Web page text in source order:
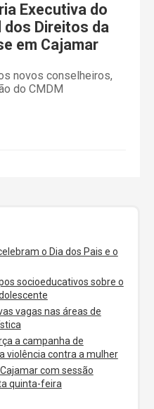
Executiva do
dos Direitos da
em Cajamar
novos conselheiros,
do CMDM
o Dia dos Pais e o
socioeducativos sobre o
vagas nas áreas de
a campanha de
violência contra a mulher
com sessão
quinta-feira